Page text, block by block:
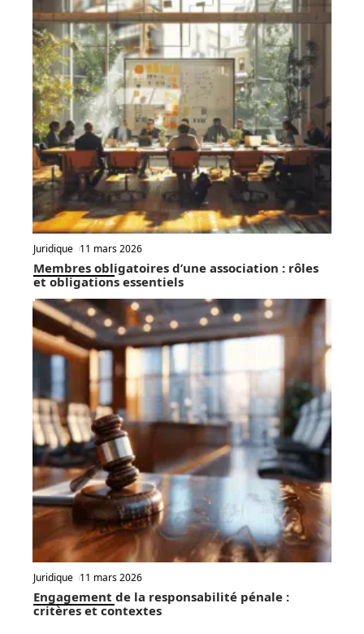
Juridique 11 mars 2026
Membres obligatoires d’une association : rôles
et obligations essentiels
Juridique 11 mars 2026
Engagement de la responsabilité pénale :
critères et contextes